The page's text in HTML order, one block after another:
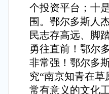
个投资平台；十
围。鄂尔多斯人
民志存高远、脚
勇往直前！鄂尔
非常强！鄂尔多
究“南京知青在草
常有意义的文化